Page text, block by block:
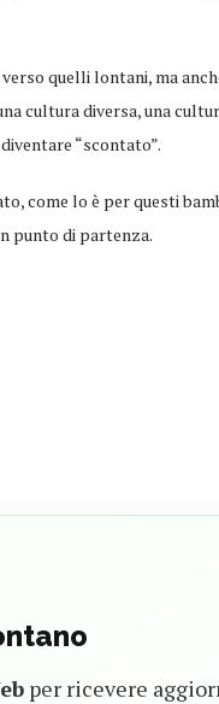
verso quelli lontani, ma
cultura diversa, una
“scontato”.
come lo è per questi
punto di partenza.
per ricevere